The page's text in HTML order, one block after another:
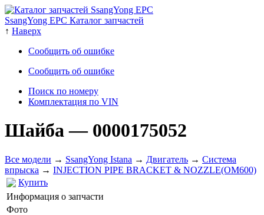
SsangYong EPC Каталог запчастей
↑ Наверх
Сообщить об ошибке
Сообщить об ошибке
Поиск по номеру
Комплектация по VIN
Шайба— 0000175052
Все модели → SsangYong Istana → Двигатель → Система
впрыска → INJECTION PIPE BRACKET & NOZZLE(OM600)
Купить
Информация о запчасти
Фото